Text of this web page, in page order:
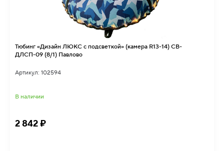
Тюбинг «Дизайн ЛЮКС с подсветкой» (камера R13-14) СВ-
ДЛСП-09 (8/1) Павлово
Артикул: 102594
В наличии
2 842 ₽